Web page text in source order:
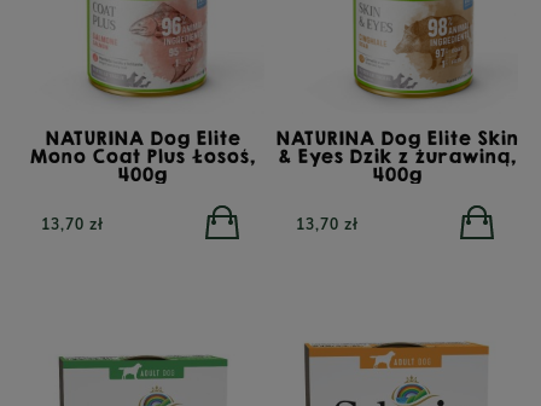
NATURINA Dog Elite
Mono Coat Plus Łosoś,
400g
13,70 zł
NATURINA Dog Elite Skin
& Eyes Dzik z żurawiną,
400g
13,70 zł